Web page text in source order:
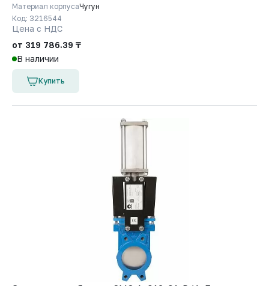
Материал корпусаЧугун
Код: 3216544
Цена с НДС
от 319 786.39 ₸
В наличии
Купить